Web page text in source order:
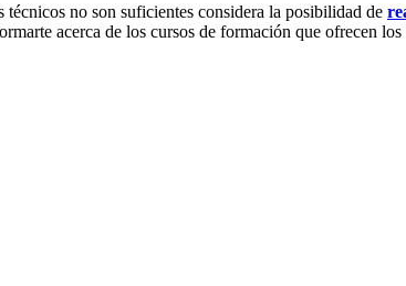
no son suficientes considera la posibilidad de
acerca de los cursos de formación que ofrecen